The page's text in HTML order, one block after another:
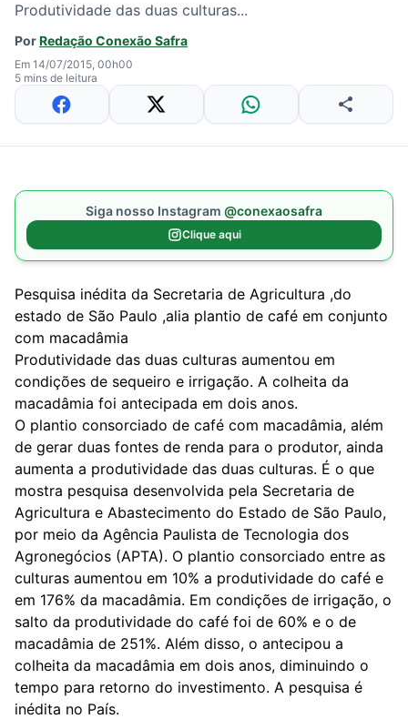
Produtividade das duas culturas...
PorRedação Conexão Safra
Em 14/07/2015, 00h00
5 mins de leitura
Siga nosso Instagram @conexaosafra
Clique aqui
Pesquisa inédita da Secretaria de Agricultura ,do
estado de São Paulo ,alia plantio de café em conjunto
com macadâmia
Produtividade das duas culturas aumentou em
condições de sequeiro e irrigação. A colheita da
macadâmia foi antecipada em dois anos.
O plantio consorciado de café com macadâmia, além
de gerar duas fontes de renda para o produtor, ainda
aumenta a produtividade das duas culturas. É o que
mostra pesquisa desenvolvida pela Secretaria de
Agricultura e Abastecimento do Estado de São Paulo,
por meio da Agência Paulista de Tecnologia dos
Agronegócios (APTA). O plantio consorciado entre as
culturas aumentou em 10% a produtividade do café e
em 176% da macadâmia. Em condições de irrigação, o
salto da produtividade do café foi de 60% e o de
macadâmia de 251%. Além disso, o antecipou a
colheita da macadâmia em dois anos, diminuindo o
tempo para retorno do investimento. A pesquisa é
inédita no País.